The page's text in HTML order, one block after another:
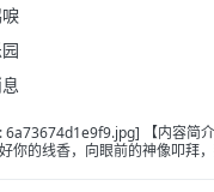
6a73674d1e9f9.jpg] 【内容简
你的线香，向眼前的神像叩拜